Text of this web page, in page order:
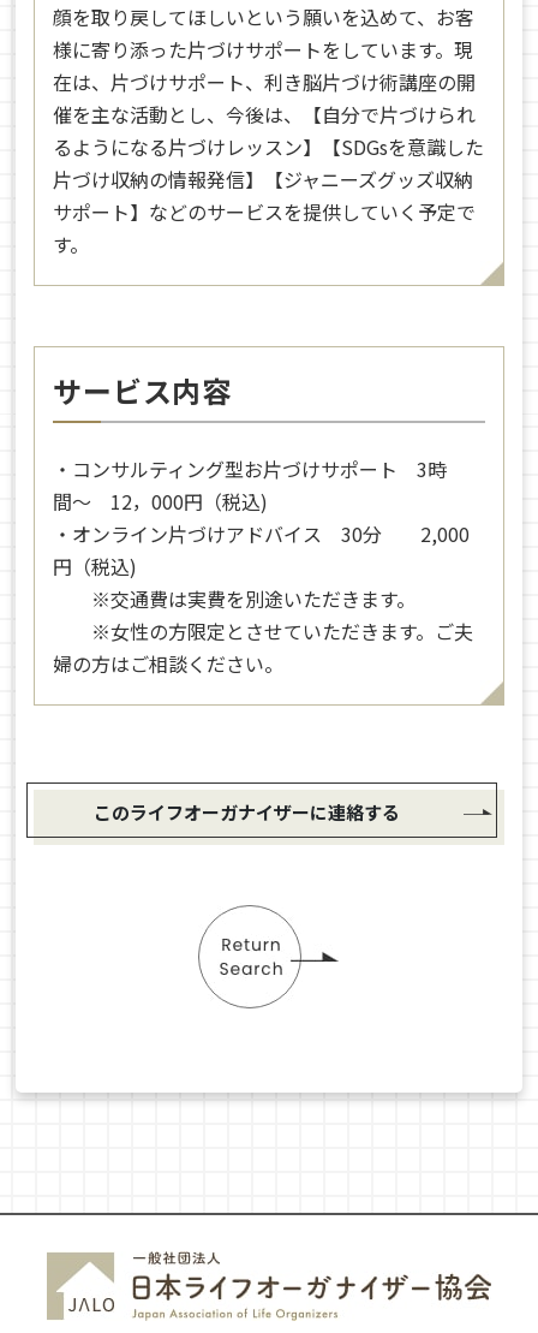
顔を取り戻してほしいという願いを込めて、お客
様に寄り添った片づけサポートをしています。現
在は、片づけサポート、利き脳片づけ術講座の開
催を主な活動とし、今後は、【自分で片づけられ
るようになる片づけレッスン】【SDGsを意識した
片づけ収納の情報発信】【ジャニーズグッズ収納
サポート】などのサービスを提供していく予定で
す。
サービス内容
・コンサルティング型お片づけサポート 3時
間〜 12，000円（税込)
・オンライン片づけアドバイス 30分 2,000
円（税込)
※交通費は実費を別途いただきます。
※女性の方限定とさせていただきます。ご夫
婦の方はご相談ください。
このライフオーガナイザーに連絡する